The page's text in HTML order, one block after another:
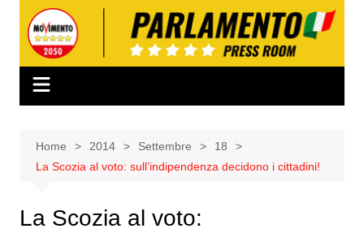
contenuto
Home 2014 Settembre
18
La Scozia al voto: sull’indipendenza decidono i cittadini!
La Scozia al voto: